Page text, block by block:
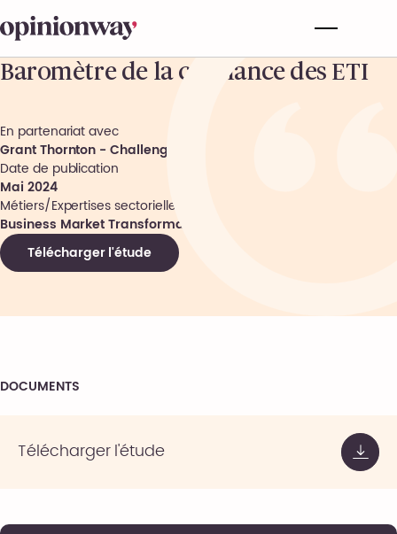
Baromètre de la confiance des ETI
En partenariat avec
Grant Thornton - Challenges
Date de publication
Mai 2024
Métiers/Expertises sectorielles
Business Market Transformation
Télécharger l'étude
DOCUMENTS
Télécharger l'étude